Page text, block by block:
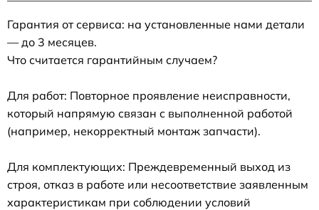
Гарантия от сервиса: на установленные нами детали
— до 3 месяцев.
Что считается гарантийным случаем?
Для работ: Повторное проявление неисправности,
который напрямую связан с выполненной работой
(например, некорректный монтаж запчасти).
Для комплектующих: Преждевременный выход из
строя, отказ в работе или несоответствие заявленным
характеристикам при соблюдении условий